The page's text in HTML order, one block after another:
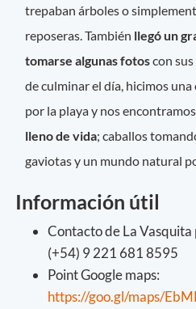
trepaban árboles o
reposeras. También llegó un
tomarse algunas fotoscon
de culminar el día, hicimos
por la playa y nos
lleno de vida; caballos
gaviotas y un mundo natural
Información útil
Contacto de La
(+54) 9 221 681 8595
Point Google maps:
https://goo.gl/maps/